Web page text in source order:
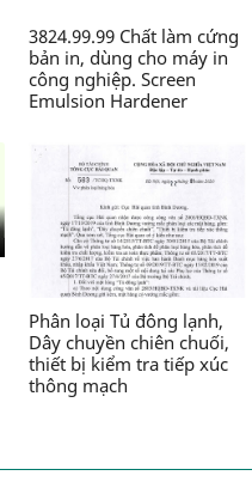
3824.99.99 Chất làm cứng
bản in, dùng cho máy in
công nghiệp. Screen
Emulsion Hardener
Chế phẩm hóa học thành
phần có chứa Glyoxal, axit
HCl..., dạng lỏng, dùng
trong công nghiệp in -
Công ty TNHH Nhãn mác
và Bao bì Maxim Việt Nam
Phân loại Tủ đông lạnh,
Dây chuyền chiên chuối,
thiết bị kiểm tra tiếp xúc
thông mạch